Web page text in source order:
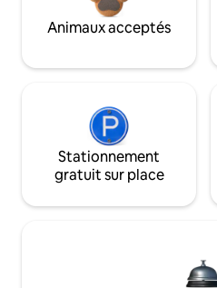
Animaux acceptés
Stationnement
gratuit sur place